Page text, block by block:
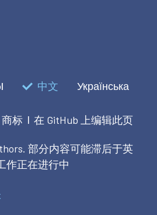
中文 Українська
商标 | 在 GitHub 上编辑此页
部分内容可能滞后于英
作正在进行中